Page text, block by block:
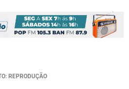
REPRODUÇÃO